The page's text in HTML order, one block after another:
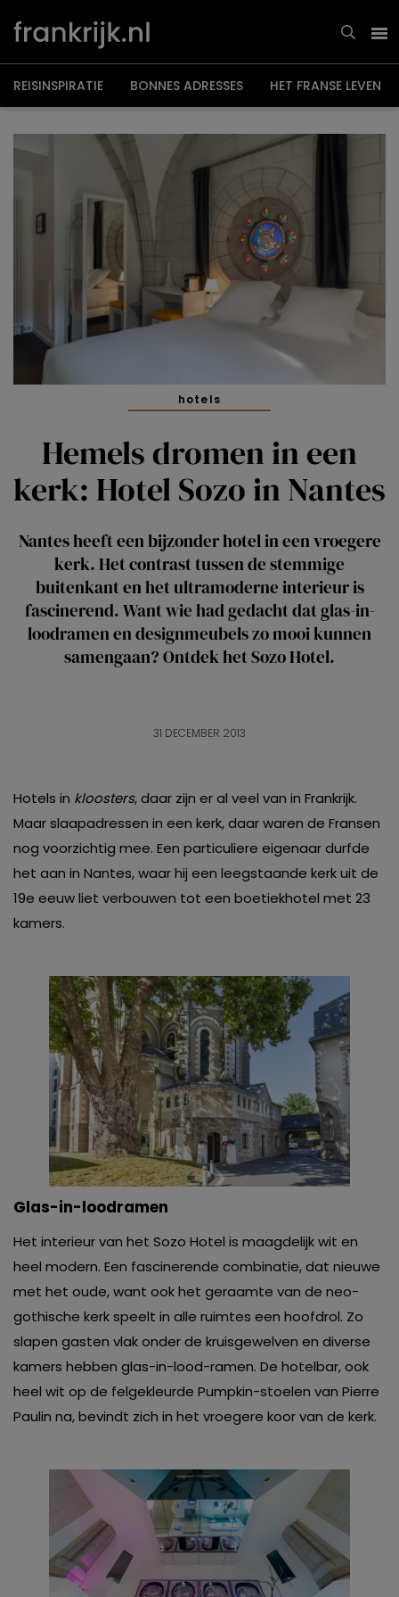
naar
inhoud
REISINSPIRATIE BONNES ADRESSES HET FRANSE LEVEN
hotels
Hemels dromen in een
kerk: Hotel Sozo in Nantes
Nantes heeft een bijzonder hotel in een vroegere
kerk. Het contrast tussen de stemmige
buitenkant en het ultramoderne interieur is
fascinerend. Want wie had gedacht dat glas-in-
loodramen en designmeubels zo mooi kunnen
samengaan? Ontdek het Sozo Hotel.
31 DECEMBER 2013
Hotels in kloosters, daar zijn er al veel van in Frankrijk.
Maar slaapadressen in een kerk, daar waren de Fransen
nog voorzichtig mee. Een particuliere eigenaar durfde
het aan in Nantes, waar hij een leegstaande kerk uit de
19e eeuw liet verbouwen tot een boetiekhotel met 23
kamers.
Glas-in-loodramen
Het interieur van het Sozo Hotel is maagdelijk wit en
heel modern. Een fascinerende combinatie, dat nieuwe
met het oude, want ook het geraamte van de neo-
gothische kerk speelt in alle ruimtes een hoofdrol. Zo
slapen gasten vlak onder de kruisgewelven en diverse
kamers hebben glas-in-lood-ramen. De hotelbar, ook
heel wit op de felgekleurde Pumpkin-stoelen van Pierre
Paulin na, bevindt zich in het vroegere koor van de kerk.